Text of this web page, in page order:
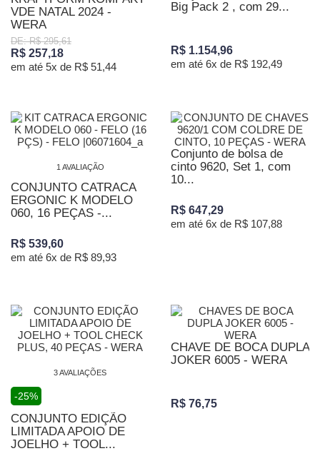
VDE NATAL 2024 -
WERA
DE: R$ 295,61
R$ 257,18
em até 5x de R$ 51,44
Big Pack 2 , com 29...
R$ 1.154,96
em até 6x de R$ 192,49
1 AVALIAÇÃO
CONJUNTO CATRACA
ERGONIC K MODELO
060, 16 PEÇAS -...
R$ 539,60
em até 6x de R$ 89,93
Conjunto de bolsa de
cinto 9620, Set 1, com
10...
R$ 647,29
em até 6x de R$ 107,88
3 AVALIAÇÕES
-25%
CONJUNTO EDIÇÃO
LIMITADA APOIO DE
JOELHO + TOOL...
CHAVE DE BOCA DUPLA
JOKER 6005 - WERA
R$ 76,75